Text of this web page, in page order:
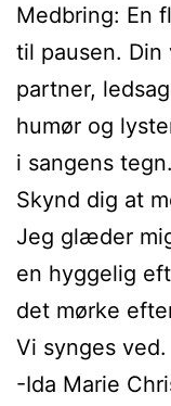
Medbring: En
til pausen. Din
partner,
humør og
i sangens tegn.
Skynd dig at
Jeg glæder
en hyggelig
det mørke
Vi synges ved.
-Ida Marie